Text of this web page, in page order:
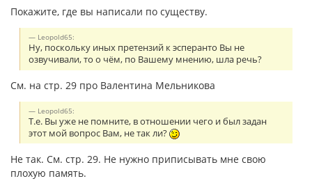
Покажите, где вы написали по существу.
Leopold65:
Ну, поскольку иных претензий к эсперанто Вы не
озвучивали, то о чём, по Вашему мнению, шла речь?
См. на стр. 29 про Валентина Мельникова
Leopold65:
Т.е. Вы уже не помните, в отношении чего и был задан
этот мой вопрос Вам, не так ли?
Не так. См. стр. 29. Не нужно приписывать мне свою
плохую память.